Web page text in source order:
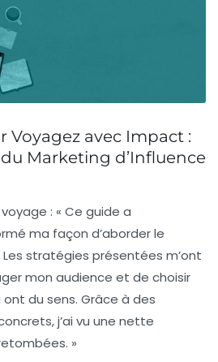
Voyagez avec Impact :
Marketing d’Influence
: « Ce guide a
ma façon d’aborder le
Les stratégies présentées m’ont
mon audience et de choisir
du sens. Grâce à des
j’ai vu une nette
»